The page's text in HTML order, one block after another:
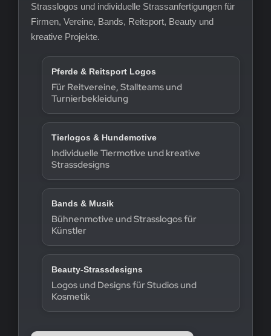
Strasslogos und individuelle Strassanfertigungen für
Firmen, Vereine, Bands, Reitsport, Beauty und
kreative Projekte.
Pferde & Reitsport Logos
Für Reitvereine, Stallteams und
Turnierbekleidung
Tierlogos & Hundemotive
Individuelle Tiermotive und kreative
Strassdesigns
Bands & Musik
Bühnenmotive und Strasslogos für
Künstler
Beauty-Strassdesigns
Logos und Designs für Studios und
Kosmetik